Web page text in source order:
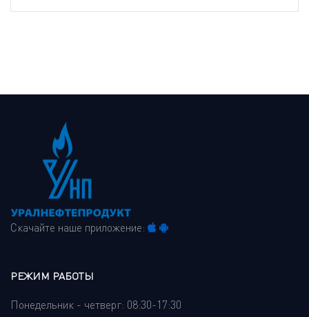
Скачайте наше приложение:
РЕЖИМ РАБОТЫ
Понедельник - четверг: 08:30-17:30